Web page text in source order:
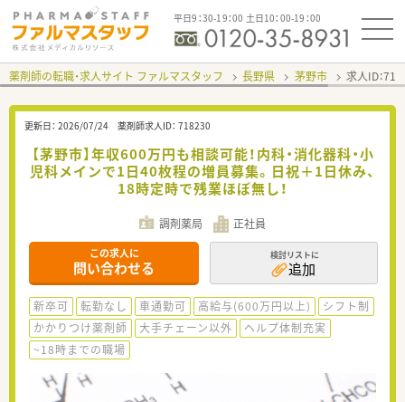
平日9：30-19：00 土日10：00-19：00
薬剤師の転職・求人サイト ファルマスタッフ 長野県 茅野市 求人ID：
更新日： 2026/07/24 薬剤師求人ID： 718230
【茅野市】年収600万円も相談可能！内科・消化器科・小
児科メインで1日40枚程の増員募集。日祝＋1日休み、
18時定時で残業ほぼ無し！
調剤薬局 正社員
この求人に
問い合わせる
検討リストに
追加
新卒可 転勤なし 車通勤可 高給与(600万円以上)
シフト制
かかりつけ薬剤師
大手チェーン以外
ヘルプ体制充実
~18時までの職場